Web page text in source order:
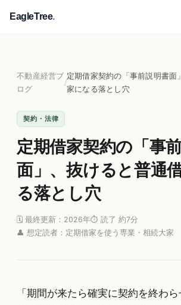
EagleTree.
不動産経営ブ
ログ
/
定期借家契約の「事前説明書面
家になる落とし穴
契約・法律
定期借家契約の「事
面」、抜けると普通
る落とし穴
🗓 最終更新：2026年⏱ 読了 約7分
👤 想定読者：定期借家を使う専業・相続大家
「期間が来たら確実に契約を終わ